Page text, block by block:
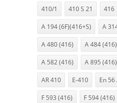
410/1 410 S 21 416
A 194 (6F)(416+S) A
A 480 (416) A 484 (416)
A 582 (416) A 895 (416)
AR 410 E-410 En 56
F 593 (416) F 594 (416)